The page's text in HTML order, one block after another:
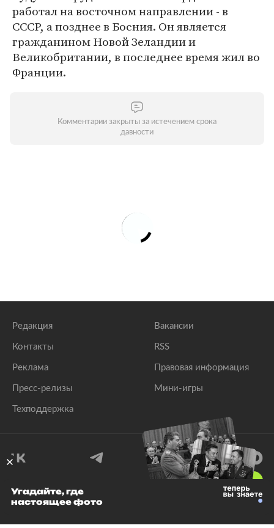
работал на восточном направлении - в
СССР, а позднее в Босния. Он является
гражданином Новой Зеландии и
Великобритании, в последнее время жил во
Франции.
Комментарии закрыты за истечением срока
давности
Редакция
Контакты
Реклама
Пресс-релизы
Техподдержка
Вакансии
RSS
Правовая информация
Мини-игры
© 1999–2026 Все права защищены.
Угадайте, где
настоящее фото